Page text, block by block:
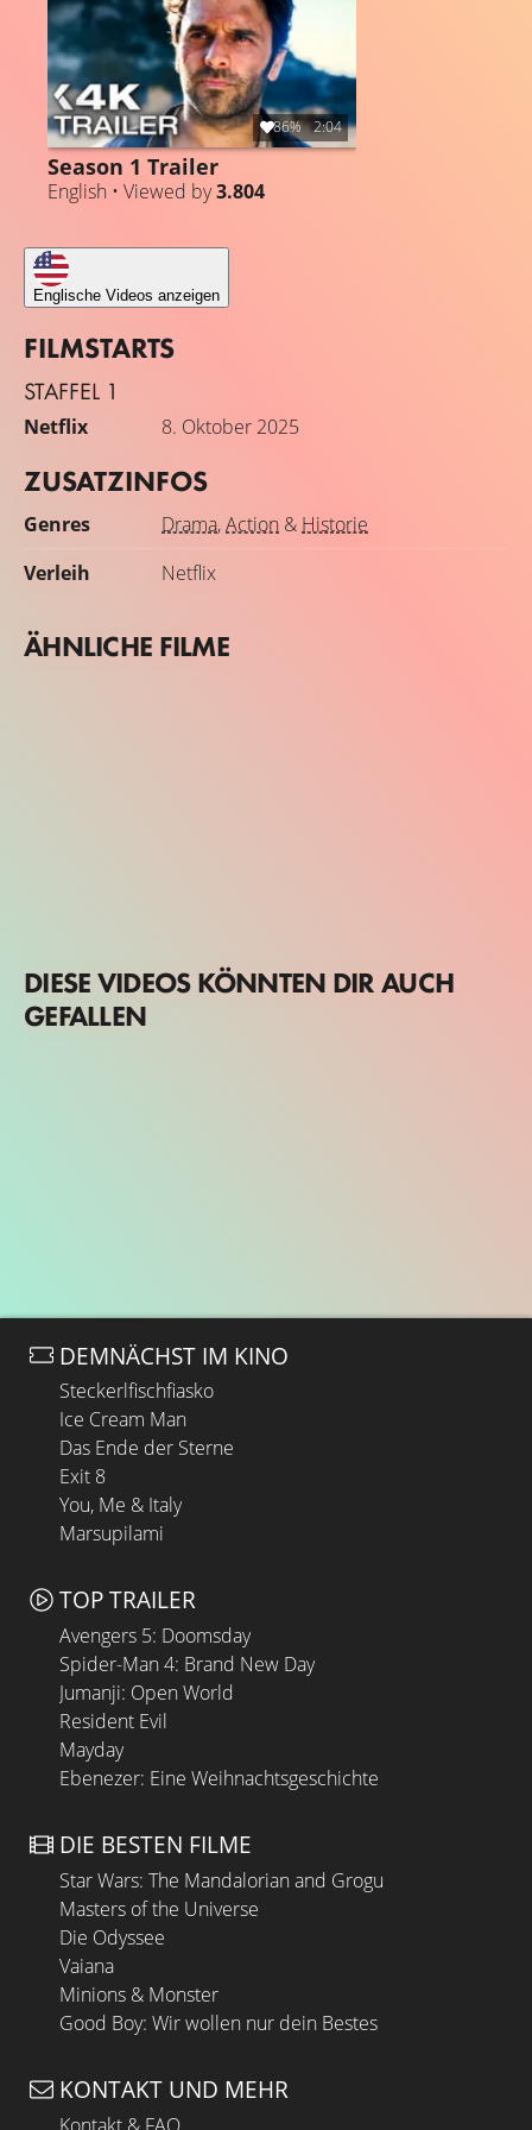
die Welt – retten?
86% 2:04
Season 1 Trailer
English • Viewed by3.804
Englische Videos anzeigen
FILMSTARTS
STAFFEL 1
Netflix 8. Oktober 2025
ZUSATZINFOS
Genres Drama,Action & Historie
Verleih
Netflix
ÄHNLICHE FILME
DIESE VIDEOS KÖNNTEN DIR AUCH
GEFALLEN
DEMNÄCHST IM KINO
Steckerlfischfiasko
Ice Cream Man
Das Ende der Sterne
Exit 8
You, Me & Italy
Marsupilami
TOP TRAILER
Avengers 5: Doomsday
Spider-Man 4: Brand New Day
Jumanji: Open World
Resident Evil
Mayday
Ebenezer: Eine Weihnachtsgeschichte
DIE BESTEN FILME
Star Wars: The Mandalorian and Grogu
Masters of the Universe
Die Odyssee
Vaiana
Minions & Monster
Good Boy: Wir wollen nur dein Bestes
KONTAKT UND MEHR
Kontakt & FAQ